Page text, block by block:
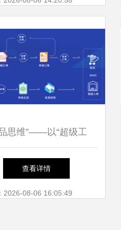
思维”——以“超级工
式看数字化时代中小企
业的突围之路
查看详情
2026-08-06 16:05:49